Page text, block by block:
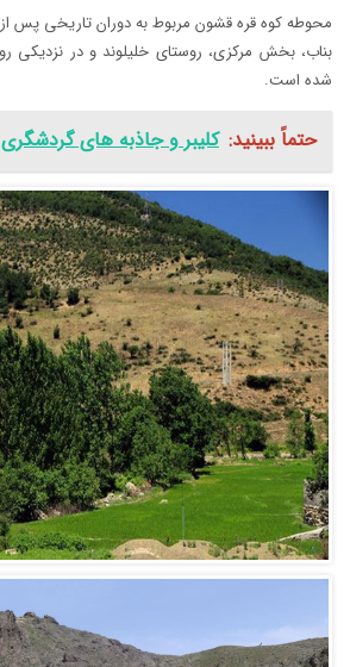
محوطه کوه قره قشون مربوط به دوران‌ تاریخی پس
بناب، بخش مرکزی، روستای خلیلوند و در نزدیکی
شده است.
حتماً ببینید: کلیبر و جاذبه های